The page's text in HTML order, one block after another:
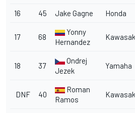
16 45 Jake Gagne Honda
17 68
Yonny
Hernandez
18 37
Ondrej
Jezek
Yamaha
DNF 40
Roman
Ramos